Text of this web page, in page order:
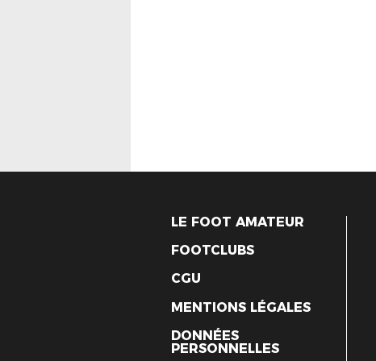
LE FOOT AMATEUR
FOOTCLUBS
CGU
MENTIONS LÉGALES
DONNÉES
PERSONNELLES